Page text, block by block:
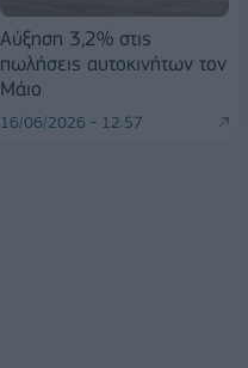
Αύξηση 3,2% στις
πωλήσεις αυτοκινήτων τον
Μάιο
16/06/2026 - 12:57